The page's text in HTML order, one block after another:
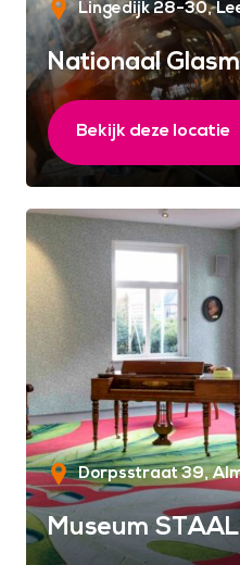
Lingedijk 28-30
Nationaal
Bekijk deze locatie
Dorpsstraat 39
Museum STAAL